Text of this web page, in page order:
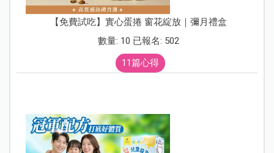
【免費試吃】實心蛋捲 窗花綻放｜彌月禮盒
數量: 10 已報名: 502
11篇心得